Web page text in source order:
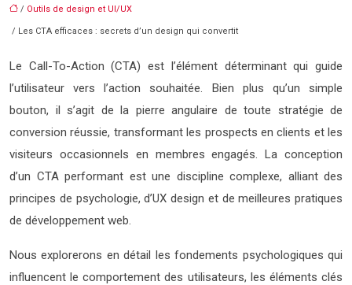
/ Outils de design et UI/UX
/ Les CTA efficaces : secrets d’un design qui convertit
Le Call-To-Action (CTA) est l’élément déterminant qui guide
l’utilisateur vers l’action souhaitée. Bien plus qu’un simple
bouton, il s’agit de la pierre angulaire de toute stratégie de
conversion réussie, transformant les prospects en clients et les
visiteurs occasionnels en membres engagés. La conception
d’un CTA performant est une discipline complexe, alliant des
principes de psychologie, d’UX design et de meilleures pratiques
de développement web.
Nous explorerons en détail les fondements psychologiques qui
influencent le comportement des utilisateurs, les éléments clés